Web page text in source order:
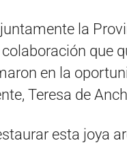
la
que
en la
Teresa de
esta joya